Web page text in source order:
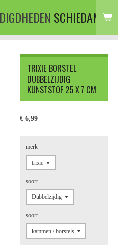
SCHIEDAM
TRIXIE BORSTEL
DUBBELZIJDIG
KUNSTSTOF 25 X 7 CM
€ 6,99
merk
soort
soort